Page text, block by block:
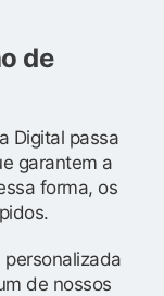
de
Digital passa
garantem a
forma, os
de nossos